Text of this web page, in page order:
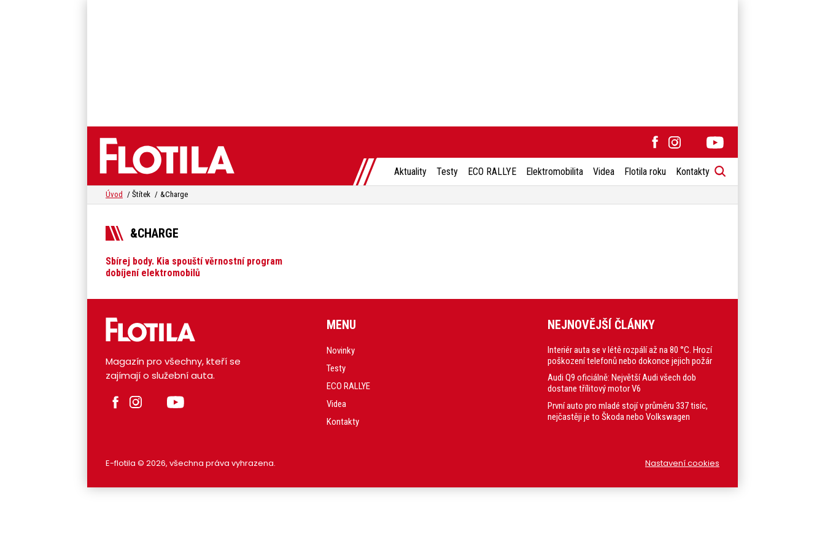
Aktuality Testy ECO RALLYE Elektromobilita Videa Flotila roku Kontakty
Úvod Štítek &Charge
&CHARGE
Sbírej body. Kia spouští věrnostní program
dobíjení elektromobilů
Magazín pro všechny, kteří se
zajímají o služební auta.
MENU
Novinky
Testy
ECO RALLYE
Videa
Kontakty
NEJNOVĚJŠÍ ČLÁNKY
Interiér auta se v létě rozpálí až na 80 °C. Hrozí
poškození telefonů nebo dokonce jejich požár
Audi Q9 oficiálně: Největší Audi všech dob
dostane třílitový motor V6
První auto pro mladé stojí v průměru 337 tisíc,
nejčastěji je to Škoda nebo Volkswagen
E-flotila © 2026, všechna práva vyhrazena. Nastavení cookies